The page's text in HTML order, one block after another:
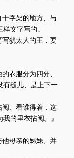
字架的地方、与
文字写的。
犹太人的王．要
衣服分为四分、
有缝儿、是上下一
、看谁得着．这
的里衣拈阄。』
母亲的姊妹、并